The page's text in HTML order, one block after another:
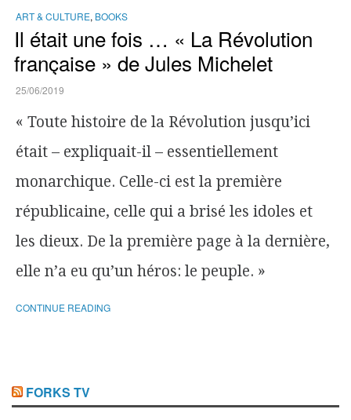
ART & CULTURE, BOOKS
Il était une fois … « La Révolution
française » de Jules Michelet
25/06/2019
« Toute histoire de la Révolution jusqu’ici
était – expliquait-il – essentiellement
monarchique. Celle-ci est la première
républicaine, celle qui a brisé les idoles et
les dieux. De la première page à la dernière,
elle n’a eu qu’un héros: le peuple. »
CONTINUE READING
FORKS TV